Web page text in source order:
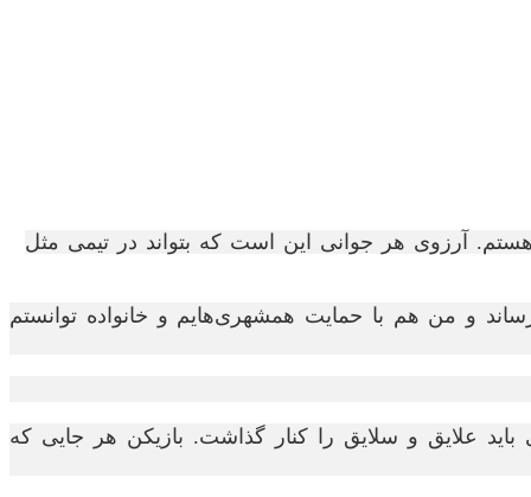
آرزوی هر جوانی این است که بتواند در تیمی مثل
و من هم با حمایت همشهری‌هایم و خانواده توانستم
علایق و‌ سلایق را کنار گذاشت. بازیکن هر جایی که